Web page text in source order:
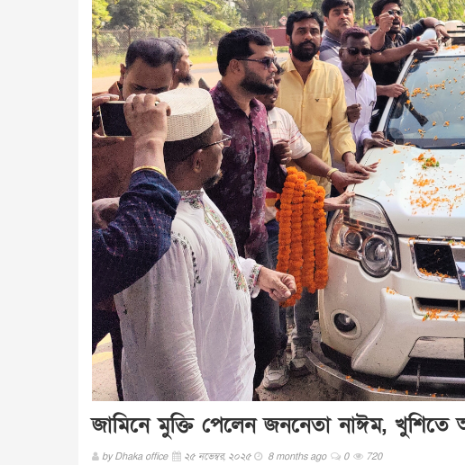
জামিনে মুক্তি পেলেন জননেতা নাঈম, খুশিতে
byDhaka office ২৫ নভেম্বর, ২০২৫ 8 months ago 0 720